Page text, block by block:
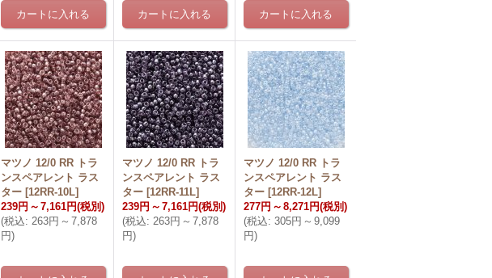
マツノ 12/0 RR トラ
ンスペアレント ラス
ター [12RR-10L]
239円 ～ 7,161円(税別)
(税込: 263円 ～ 7,878
円)
マツノ 12/0 RR トラ
ンスペアレント ラス
ター [12RR-11L]
239円 ～ 7,161円(税別)
(税込: 263円 ～ 7,878
円)
マツノ 12/0 RR トラ
ンスペアレント ラス
ター [12RR-12L]
277円 ～ 8,271円(税別)
(税込: 305円 ～ 9,099
円)